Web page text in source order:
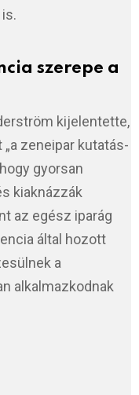
szerepe a
kijelentette,
zeneipar kutatás-
gyorsan
kiaknázzák
az egész iparág
által hozott
a
alkalmazkodnak